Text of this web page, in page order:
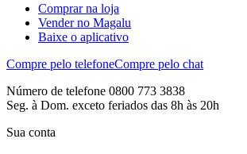
Comprar na loja
Vender no Magalu
Baixe o aplicativo
Compre pelo telefoneCompre pelo chat
Número de telefone 0800 773 3838
Seg. à Dom. exceto feriados das 8h às 20h
Sua conta